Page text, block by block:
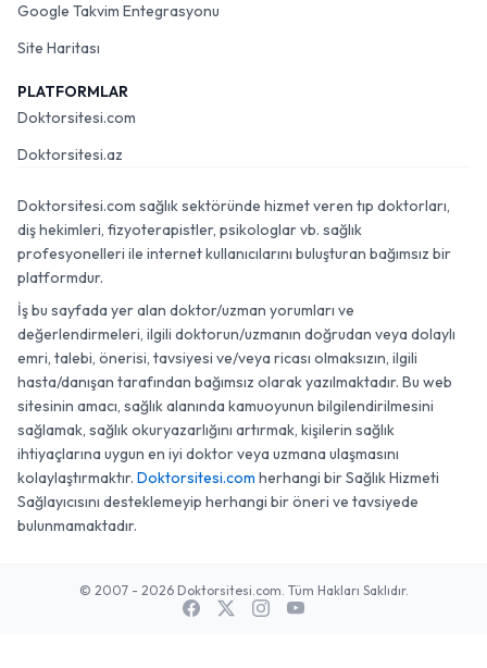
Google Takvim Entegrasyonu
Site Haritası
PLATFORMLAR
Doktorsitesi.com
Doktorsitesi.az
Doktorsitesi.com sağlık sektöründe hizmet veren tıp doktorları,
diş hekimleri, fizyoterapistler, psikologlar vb. sağlık
profesyonelleri ile internet kullanıcılarını buluşturan bağımsız bir
platformdur.
İş bu sayfada yer alan doktor/uzman yorumları ve
değerlendirmeleri, ilgili doktorun/uzmanın doğrudan veya dolaylı
emri, talebi, önerisi, tavsiyesi ve/veya ricası olmaksızın, ilgili
hasta/danışan tarafından bağımsız olarak yazılmaktadır. Bu web
sitesinin amacı, sağlık alanında kamuoyunun bilgilendirilmesini
sağlamak, sağlık okuryazarlığını artırmak, kişilerin sağlık
ihtiyaçlarına uygun en iyi doktor veya uzmana ulaşmasını
kolaylaştırmaktır. Doktorsitesi.com herhangi bir Sağlık Hizmeti
Sağlayıcısını desteklemeyip herhangi bir öneri ve tavsiyede
bulunmamaktadır.
© 2007 - 2026 Doktorsitesi.com. Tüm Hakları Saklıdır.